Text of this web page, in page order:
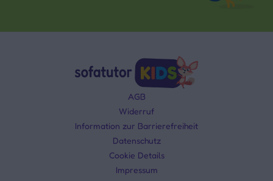
AGB
Widerruf
Information zur Barrierefreiheit
Datenschutz
Cookie Details
Impressum